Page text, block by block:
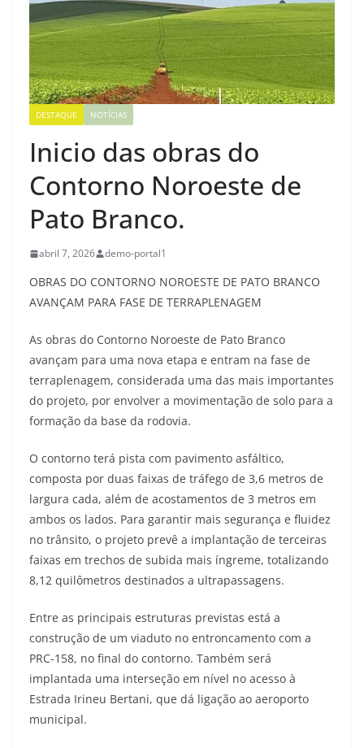
DESTAQUE NOTÍCIAS
Inicio das obras do
Contorno Noroeste de
Pato Branco.
abril 7, 2026 demo-portal1
OBRAS DO CONTORNO NOROESTE DE PATO BRANCO
AVANÇAM PARA FASE DE TERRAPLENAGEM
As obras do Contorno Noroeste de Pato Branco
avançam para uma nova etapa e entram na fase de
terraplenagem, considerada uma das mais importantes
do projeto, por envolver a movimentação de solo para a
formação da base da rodovia.
O contorno terá pista com pavimento asfáltico,
composta por duas faixas de tráfego de 3,6 metros de
largura cada, além de acostamentos de 3 metros em
ambos os lados. Para garantir mais segurança e fluidez
no trânsito, o projeto prevê a implantação de terceiras
faixas em trechos de subida mais íngreme, totalizando
8,12 quilômetros destinados a ultrapassagens.
Entre as principais estruturas previstas está a
construção de um viaduto no entroncamento com a
PRC-158, no final do contorno. Também será
implantada uma interseção em nível no acesso à
Estrada Irineu Bertani, que dá ligação ao aeroporto
municipal.